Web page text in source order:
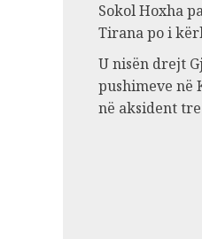
Sokol Hoxha
Tirana po i
U nisën drejt
pushimeve në
në aksident